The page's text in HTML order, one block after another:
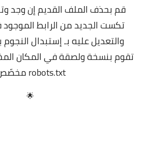
قم بحذف الملف القديم إن وجد
تكست الجديد من الرابط
والتعديل عليه بـ إستبدال
تقوم بنسخة ولصقة في المكان
robots.txt مخصّص.
🌟